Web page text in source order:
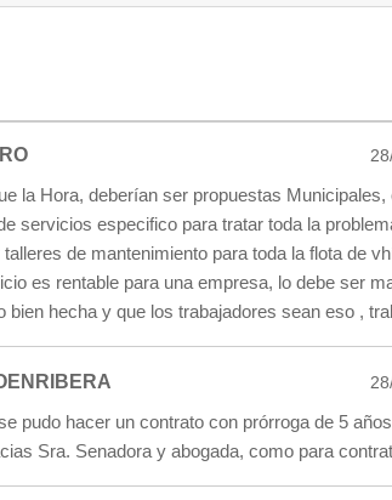
la Hora, deberían ser propuestas
servicios especifico para tratar toda la
de mantenimiento para toda la flota de
es rentable para una empresa, lo debe ser
bien hecha y que los trabajadores sean eso ,
pudo hacer un contrato con prórroga de 5 años
Sra. Senadora y abogada, como para